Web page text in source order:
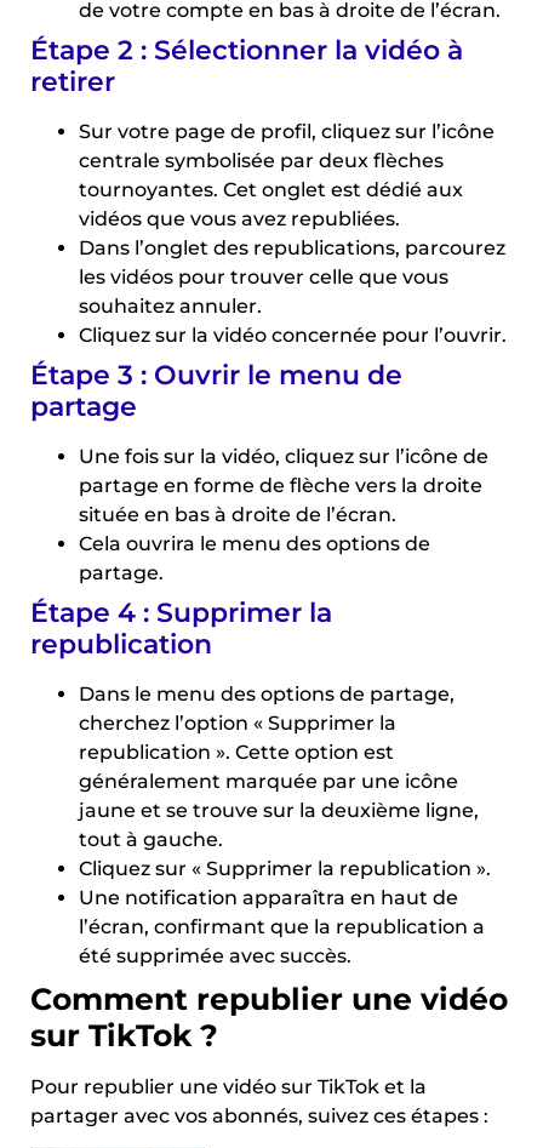
de votre compte en bas à droite de l’écran.
Étape 2 : Sélectionner la vidéo à
retirer
Sur votre page de profil, cliquez sur l’icône
centrale symbolisée par deux flèches
tournoyantes. Cet onglet est dédié aux
vidéos que vous avez republiées.
Dans l’onglet des republications, parcourez
les vidéos pour trouver celle que vous
souhaitez annuler.
Cliquez sur la vidéo concernée pour l’ouvrir.
Étape 3 : Ouvrir le menu de
partage
Une fois sur la vidéo, cliquez sur l’icône de
partage en forme de flèche vers la droite
située en bas à droite de l’écran.
Cela ouvrira le menu des options de
partage.
Étape 4 : Supprimer la
republication
Dans le menu des options de partage,
cherchez l’option « Supprimer la
republication ». Cette option est
généralement marquée par une icône
jaune et se trouve sur la deuxième ligne,
tout à gauche.
Cliquez sur « Supprimer la republication ».
Une notification apparaîtra en haut de
l’écran, confirmant que la republication a
été supprimée avec succès.
Comment republier une vidéo
sur TikTok ?
Pour republier une vidéo sur TikTok et la
partager avec vos abonnés, suivez ces étapes :